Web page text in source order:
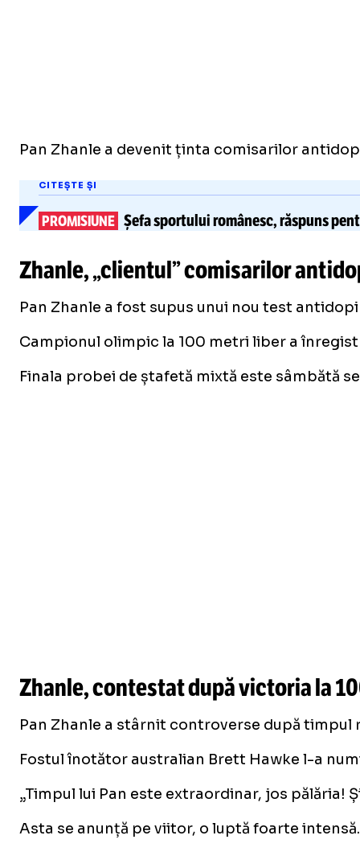
Pan Zhanle a devenit ținta comisarilor
CITEȘTE ȘI
PROMISIUNE Șefa sportului românesc, răspuns
Zhanle, „clientul” comisarilor
Pan Zhanle a fost supus unui nou test
Campionul olimpic la 100 metri liber a
Finala probei de ștafetă mixtă este sâmbătă
Zhanle, contestat după victoria la
Pan Zhanle a stârnit controverse după
Fostul înotător australian Brett Hawke l-a
„Timpul lui Pan este extraordinar, jos pălăria!
Asta se anunță pe viitor, o luptă foarte